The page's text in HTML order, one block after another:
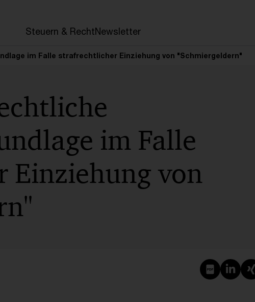
Steuern & RechtNewsletter
im Falle strafrechtlicher Einziehung von "Schmiergeldern"
im Falle
Einziehung von
PDFAuf